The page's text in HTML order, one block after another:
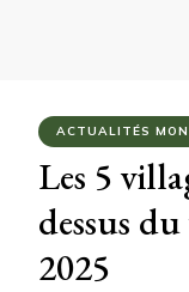
ACTUALITÉS
Les 5
dessus
2025